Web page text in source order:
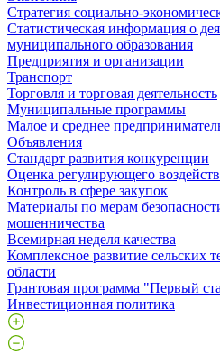
Стратегия социально-
Статистическая информация о
муниципального образования
Предприятия и организации
Транспорт
Торговля и торговая деятельность
Муниципальные программы
Малое и среднее
Объявления
Стандарт развития конкуренции
Оценка регулирующего
Контроль в сфере закупок
Материалы по мерам
мошенничества
Всемирная неделя качества
Комплексное развитие сельских
области
Грантовая программа "Первый
Инвестиционная политика